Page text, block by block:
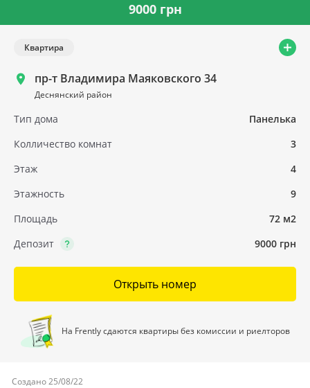
9000 грн
Квартира
пр-т Владимира Маяковского 34
Деснянский район
Тип дома
Панелька
Колличество комнат
3
Этаж
4
Этажность
9
Площадь
72 м2
Депозит
9000 грн
Открыть номер
На Frently сдаются квартиры без комиссии и риелторов
Создано 25/08/22